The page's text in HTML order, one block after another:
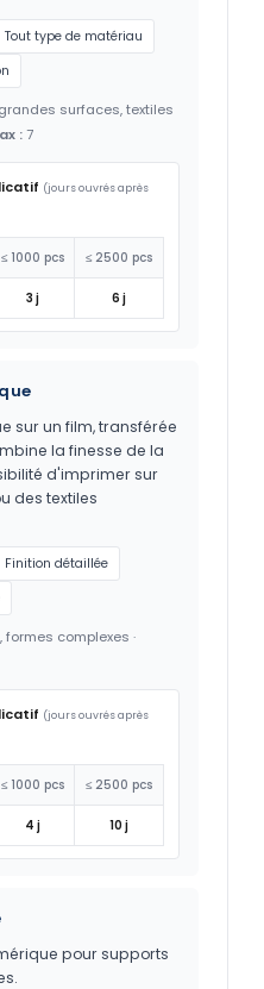
Tout type de matériau
surfaces, textiles
:7
(jours ouvrés après
≤ 1000 pcs ≤ 2500 pcs
3 j 6 j
sur un film, transférée
la finesse de la
d'imprimer sur
des textiles
Finition détaillée
complexes ·
(jours ouvrés après
≤ 1000 pcs ≤ 2500 pcs
4 j 10 j
pour supports